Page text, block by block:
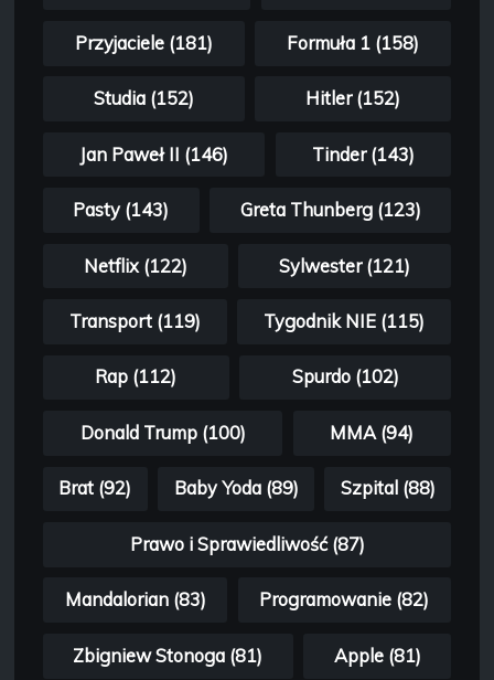
Przyjaciele (181) Formuła 1 (158)
Studia (152) Hitler (152)
Jan Paweł II (146) Tinder (143)
Pasty (143) Greta Thunberg (123)
Netflix (122) Sylwester (121)
Transport (119) Tygodnik NIE (115)
Rap (112) Spurdo (102)
Donald Trump (100) MMA (94)
Brat (92) Baby Yoda (89) Szpital (88)
Prawo i Sprawiedliwość (87)
Mandalorian (83) Programowanie (82)
Zbigniew Stonoga (81) Apple (81)